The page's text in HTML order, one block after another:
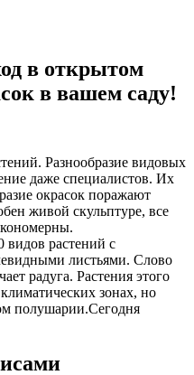
в открытом
в вашем саду!
Разнообразие видовых
даже специалистов. Их
окрасок поражают
живой скульптуре, все
видов растений с
листьями. Слово
радуга. Растения этого
зонах, но
полушарии.Сегодня